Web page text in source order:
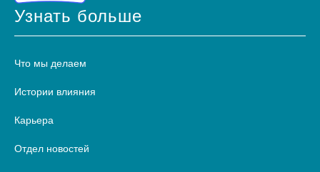
Узнать больше
Что мы делаем
Истории влияния
Карьера
Отдел новостей